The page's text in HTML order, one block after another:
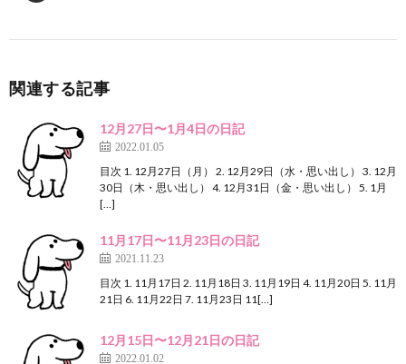
関連する記事
12月27日〜1月4日の日記
2022.01.05
目次 1. 12月27日（月） 2. 12月29日（水・思い出し） 3. 12月
30日（木・思い出し） 4. 12月31日（金・思い出し） 5. 1月
[…]
11月17日〜11月23日の日記
2021.11.23
目次 1. 11月17日 2. 11月18日 3. 11月19日 4. 11月20日 5. 11月
21日 6. 11月22日 7. 11月23日 11[…]
12月15日〜12月21日の日記
2022.01.02